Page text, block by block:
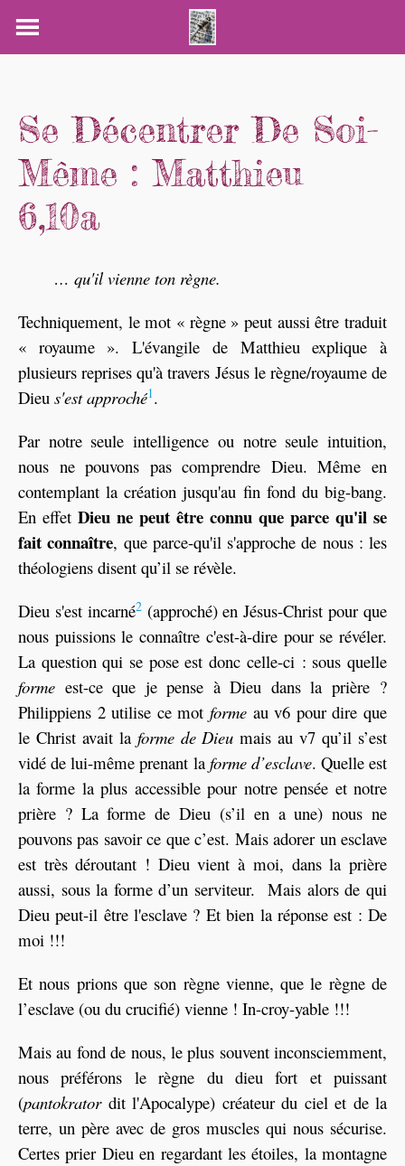
Se Décentrer De Soi-
Même : Matthieu
6,10a
… qu'il vienne ton règne.
Techniquement, le mot « règne » peut aussi être traduit
« royaume ». L'évangile de Matthieu explique à
plusieurs reprises qu'à travers Jésus le règne/royaume de
Dieu s'est approché1.
Par notre seule intelligence ou notre seule intuition,
nous ne pouvons pas comprendre Dieu. Même en
contemplant la création jusqu'au fin fond du big-bang.
En effet Dieu ne peut être connu que parce qu'il se
fait connaître, que parce-qu'il s'approche de nous : les
théologiens disent qu’il se révèle.
Dieu s'est incarné2(approché) en Jésus-Christ pour que
nous puissions le connaître c'est-à-dire pour se révéler.
La question qui se pose est donc celle-ci : sous quelle
forme est-ce que je pense à Dieu dans la prière ?
Philippiens 2 utilise ce mot forme au v6 pour dire que
le Christ avait la forme de Dieu mais au v7 qu’il s’est
vidé de lui-même prenant la forme d’esclave. Quelle est
la forme la plus accessible pour notre pensée et notre
prière ? La forme de Dieu (s’il en a une) nous ne
pouvons pas savoir ce que c’est. Mais adorer un esclave
est très déroutant ! Dieu vient à moi, dans la prière
aussi, sous la forme d’un serviteur. Mais alors de qui
Dieu peut-il être l'esclave ? Et bien la réponse est : De
moi !!!
Et nous prions que son règne vienne, que le règne de
l’esclave (ou du crucifié) vienne ! In-croy-yable !!!
Mais au fond de nous, le plus souvent inconsciemment,
nous préférons le règne du dieu fort et puissant
(pantokratordit l'Apocalype) créateur du ciel et de la
terre, un père avec de gros muscles qui nous sécurise.
Certes prier Dieu en regardant les étoiles, la montagne